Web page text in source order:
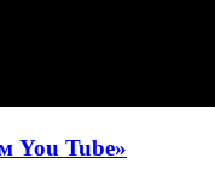
You Tube»